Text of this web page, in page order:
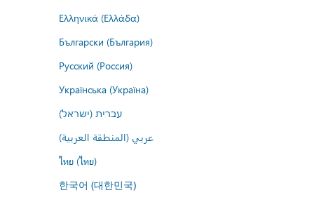
Ελληνικά (Ελλάδα)
Български (България)
Русский (Россия)
Українська (Україна)
עברית (ישראל)
عربي (المنطقة العربية)
ไทย (ไทย)
한국어 (대한민국)